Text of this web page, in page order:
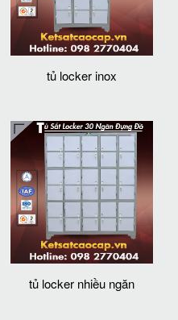
tủ locker inox
tủ locker nhiều ngăn